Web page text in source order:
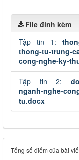
File đính kèm
Tập tin 1:
thong-tu-trung-
cong-nghe-ky-
Tập tin 2:
nganh-nghe-
tu.docx
Tổng số điểm của bài